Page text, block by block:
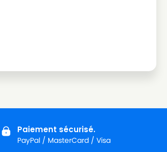
Paiement sécurisé.
PayPal / MasterCard / Visa